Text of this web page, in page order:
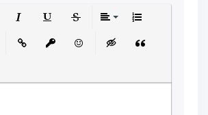
Вставка спойлера